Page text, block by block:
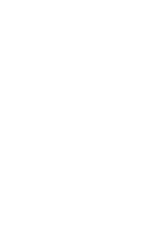
«Almería
sino que
y como lugar
El AWFF